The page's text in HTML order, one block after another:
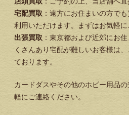
宅配買取 ：遠方にお住まいの方で
利用いただけます。まずはお気軽に
出張買取 ：東京都および近郊にお
くさんあり宅配が難しいお客様は
ております。
カードダスやその他のホビー用品
軽にご連絡ください。